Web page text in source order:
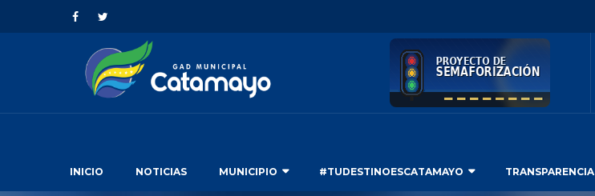
INICIO NOTICIAS MUNICIPIO #TUDESTINOESCATAMAYO TRANSPARENCIA